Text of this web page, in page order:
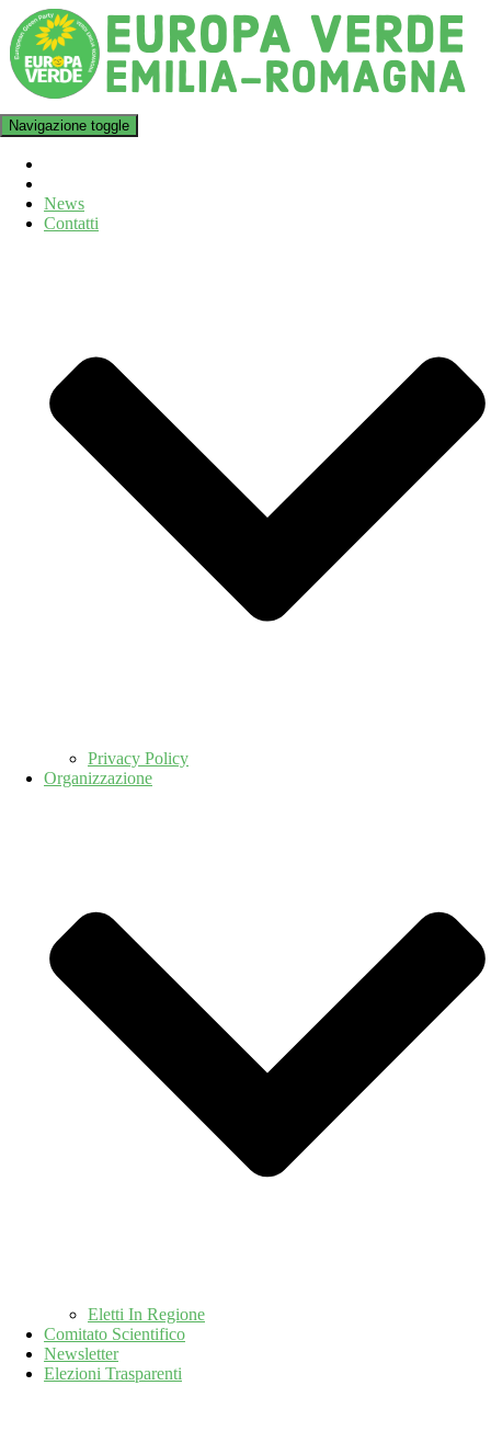
Navigazione toggle
News
Contatti
Privacy Policy
Organizzazione
Eletti In Regione
Comitato Scientifico
Newsletter
Elezioni Trasparenti